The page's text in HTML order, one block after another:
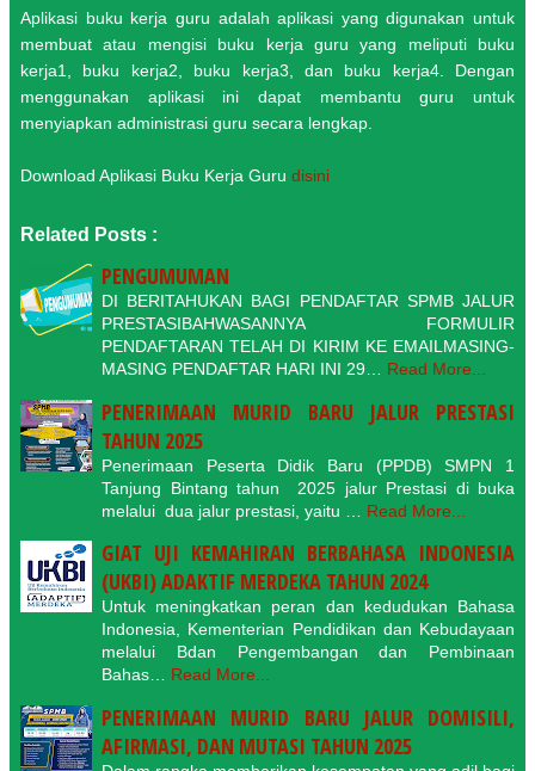
Aplikasi buku kerja guru adalah aplikasi yang digunakan untuk
membuat atau mengisi buku kerja guru yang meliputi buku
kerja1, buku kerja2, buku kerja3, dan buku kerja4. Dengan
menggunakan aplikasi ini dapat membantu guru untuk
menyiapkan administrasi guru secara lengkap.
Download Aplikasi Buku Kerja Guru disini
Related Posts :
PENGUMUMAN
DI BERITAHUKAN BAGI PENDAFTAR SPMB JALUR
PRESTASIBAHWASANNYA FORMULIR
PENDAFTARAN TELAH DI KIRIM KE EMAILMASING-
MASING PENDAFTAR HARI INI 29…
Read More...
PENERIMAAN MURID BARU JALUR PRESTASI
TAHUN 2025
Penerimaan Peserta Didik Baru (PPDB) SMPN 1
Tanjung Bintang tahun 2025 jalur Prestasi di buka
melalui dua jalur prestasi, yaitu …
Read More...
GIAT UJI KEMAHIRAN BERBAHASA INDONESIA
(UKBI) ADAKTIF MERDEKA TAHUN 2024
Untuk meningkatkan peran dan kedudukan Bahasa
Indonesia, Kementerian Pendidikan dan Kebudayaan
melalui Bdan Pengembangan dan Pembinaan
Bahas…
Read More...
PENERIMAAN MURID BARU JALUR DOMISILI,
AFIRMASI, DAN MUTASI TAHUN 2025